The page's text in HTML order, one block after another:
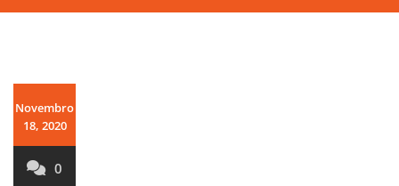
Novembro
18, 2020
0